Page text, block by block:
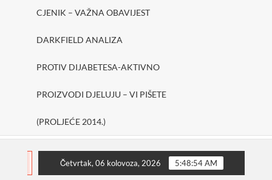
CJENIK – VAŽNA OBAVIJEST
DARKFIELD ANALIZA
PROTIV DIJABETESA-AKTIVNO
PROIZVODI DJELUJU – VI PIŠETE
(PROLJEĆE 2014.)
FLASH SHAKE ONE PURE Protiv dijabetesa-
Četvrtak, 06 kolovoza, 2026 5:48:55 AM